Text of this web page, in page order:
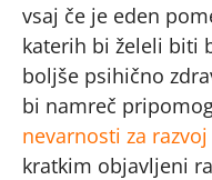
vsaj če je eden
katerih bi želeli biti
boljše psihično
bi namreč
nevarnosti za
kratkim objavljeni